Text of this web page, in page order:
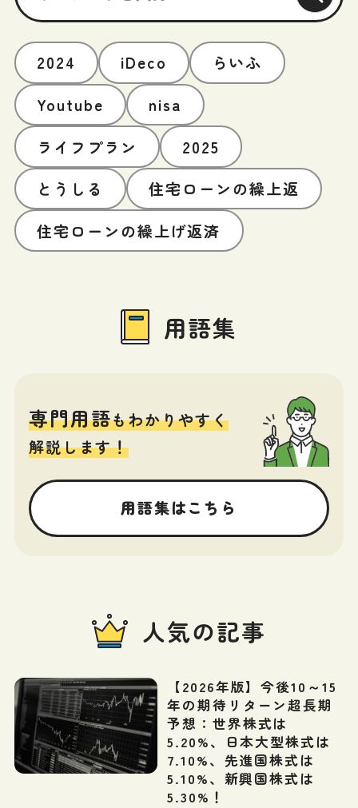
2024 iDeco
らいふ
Youtube
nisa
ライフプラン
2025
とうしる
住宅ローンの繰上返
住宅ローンの繰上げ返済
用語集
専門用語もわかりやすく
解説します！
用語集はこちら
人気の記事
【2026年版】今後10～15
年の期待リターン超長期
予想：世界株式は
5.20%、日本大型株式は
7.10%、先進国株式は
5.10%、新興国株式は
5.30%！